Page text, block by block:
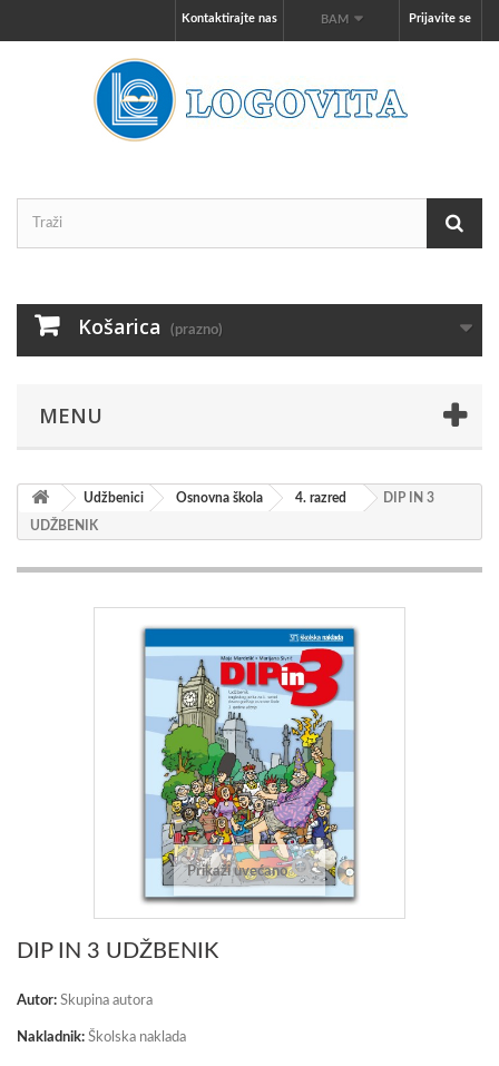
Prijavite se
BAM
Kontaktirajte nas
Košarica (prazno)
MENU
Udžbenici Osnovna škola 4. razred DIP IN 3
UDŽBENIK
Prikaži uvećano
DIP IN 3 UDŽBENIK
Autor: Skupina autora
Nakladnik: Školska naklada